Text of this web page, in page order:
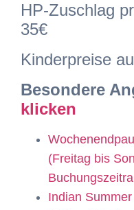
HP-Zuschlag
35€
Kinderpreise
Besondere
klicken
(Freitag bis
Indian